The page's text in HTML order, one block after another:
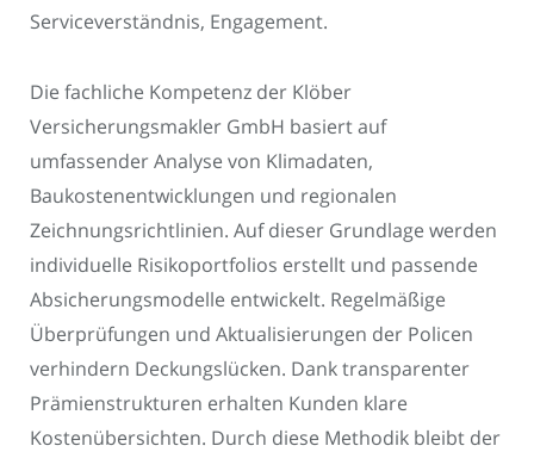
Serviceverständnis, Engagement.
Die fachliche Kompetenz der Klöber
Versicherungsmakler GmbH basiert auf
umfassender Analyse von Klimadaten,
Baukostenentwicklungen und regionalen
Zeichnungsrichtlinien. Auf dieser Grundlage werden
individuelle Risikoportfolios erstellt und passende
Absicherungsmodelle entwickelt. Regelmäßige
Überprüfungen und Aktualisierungen der Policen
verhindern Deckungslücken. Dank transparenter
Prämienstrukturen erhalten Kunden klare
Kostenübersichten. Durch diese Methodik bleibt der